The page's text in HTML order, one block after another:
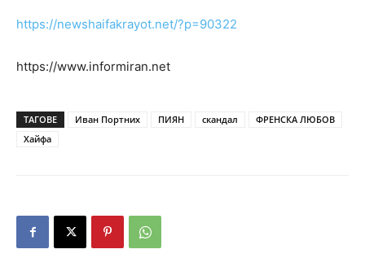
https://newshaifakrayot.net/?p=90322
https://www.informiran.net
ТАГОВЕ Иван Портних ПИЯН скандал
ФРЕНСКА ЛЮБОВ
Хайфа